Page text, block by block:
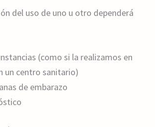
del uso de uno u otro dependerá
(como si la realizamos en
un centro sanitario)
de embarazo